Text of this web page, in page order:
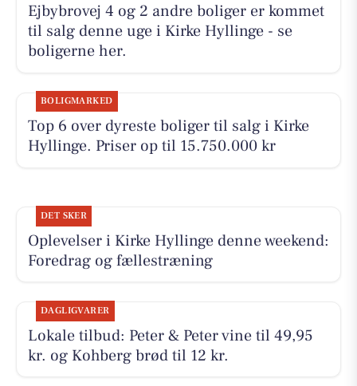
Ejbybrovej 4 og 2 andre boliger er kommet
til salg denne uge i Kirke Hyllinge - se
boligerne her.
BOLIGMARKED
Top 6 over dyreste boliger til salg i Kirke
Hyllinge. Priser op til 15.750.000 kr
DET SKER
Oplevelser i Kirke Hyllinge denne weekend:
Foredrag og fællestræning
DAGLIGVARER
Lokale tilbud: Peter & Peter vine til 49,95
kr. og Kohberg brød til 12 kr.